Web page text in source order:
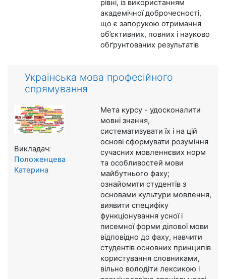
рівні, із використанням
академічної доброчесності,
що є запорукою отримання
об’єктивних, повних і науково
обґрунтованих результатів
Українська мова професійного
спрямування
Мета курсу - удосконалити
мовні знання,
систематизувати їх і на цій
основі сформувати розуміння
сучасних мовленнєвих норм
та особливостей мови
майбутнього фаху;
ознайомити студентів з
основами культури мовлення,
виявити специфіку
функціонування усної і
писемної форми ділової мови
відповідно до фаху, навчити
студентів основних принципів
користування словниками,
вільно володіти лексикою і
Викладач:
Положенцева
Катерина